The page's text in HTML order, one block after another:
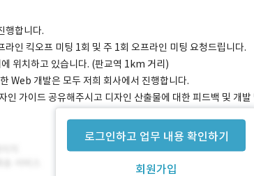
로그인하고 업무 내용 확인하기
회원가입
행합니다.
라인 킥오프 미팅 1회 및 주 1회 오프라인 미팅 요청드립니다.
위치하고 있습니다. (판교역 1km 거리)
Web 개발은 모두 저희 회사에서 진행합니다.
인 가이드 공유해주시고 디자인 산출물에 대한 피드백 및 개